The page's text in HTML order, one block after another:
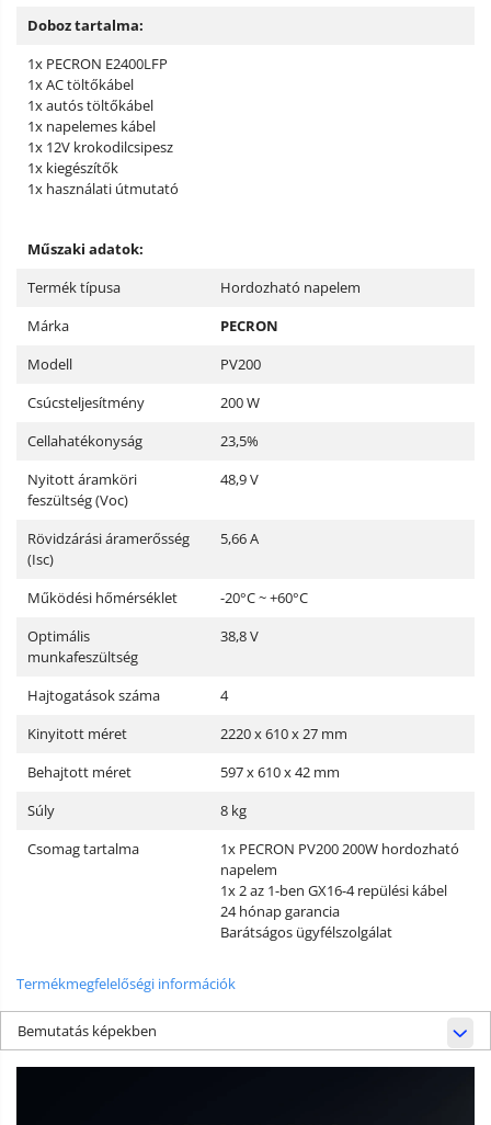
Doboz tartalma:
1x PECRON E2400LFP
1x AC töltőkábel
1x autós töltőkábel
1x napelemes kábel
1x 12V krokodilcsipesz
1x kiegészítők
1x használati útmutató
Műszaki adatok:
Termék típusa
Hordozható napelem
Márka
PECRON
Modell
PV200
Csúcsteljesítmény
200 W
Cellahatékonyság
23,5%
Nyitott áramköri
feszültség (Voc)
48,9 V
Rövidzárási áramerősség
(Isc)
5,66 A
Működési hőmérséklet
-20°C ~ +60°C
Optimális
munkafeszültség
38,8 V
Hajtogatások száma
4
Kinyitott méret
2220 x 610 x 27 mm
Behajtott méret
597 x 610 x 42 mm
Súly
8 kg
Csomag tartalma
1x PECRON PV200 200W hordozható
napelem
1x 2 az 1-ben GX16-4 repülési kábel
24 hónap garancia
Barátságos ügyfélszolgálat
Termékmegfelelőségi információk
Bemutatás képekben